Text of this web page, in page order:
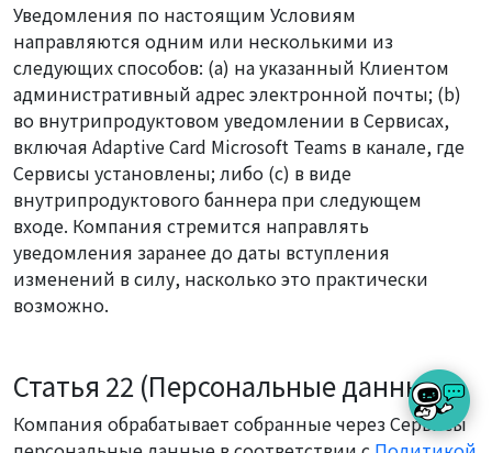
Уведомления по настоящим Условиям
направляются одним или несколькими из
следующих способов: (a) на указанный Клиентом
административный адрес электронной почты; (b)
во внутрипродуктовом уведомлении в Сервисах,
включая Adaptive Card Microsoft Teams в канале, где
Сервисы установлены; либо (c) в виде
внутрипродуктового баннера при следующем
входе. Компания стремится направлять
уведомления заранее до даты вступления
изменений в силу, насколько это практически
возможно.
Статья 22 (Персональные данные)
Компания обрабатывает собранные через Сервисы